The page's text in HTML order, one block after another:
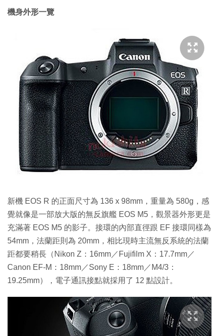
機身外形一覽
新機 EOS R 的正面尺寸為 136 x 98mm，重量為 580g，感
覺就像是一部放大版的無反旗艦 EOS M5，觀景器外形更是
充滿著 EOS M5 的影子。接環的內部直徑跟 EF 接環同樣為
54mm，法蘭距則為 20mm，相比現時主流無反系統的法蘭
距都要稍長（Nikon Z：16mm／Fujifilm X：17.7mm／
Canon EF-M：18mm／Sony E：18mm／M4/3：
19.25mm），電子通訊接點就採用了 12 點設計。